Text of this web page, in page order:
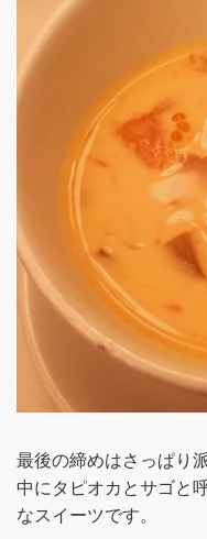
最後の締めはさっぱり
中にタピオカとサゴと
なスイーツです。